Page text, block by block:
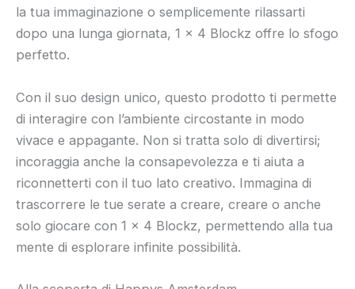
la tua immaginazione o semplicemente rilassarti
dopo una lunga giornata, 1 x 4 Blockz offre lo sfogo
perfetto.
Con il suo design unico, questo prodotto ti permette
di interagire con l’ambiente circostante in modo
vivace e appagante. Non si tratta solo di divertirsi;
incoraggia anche la consapevolezza e ti aiuta a
riconnetterti con il tuo lato creativo. Immagina di
trascorrere le tue serate a creare, creare o anche
solo giocare con 1 x 4 Blockz, permettendo alla tua
mente di esplorare infinite possibilità.